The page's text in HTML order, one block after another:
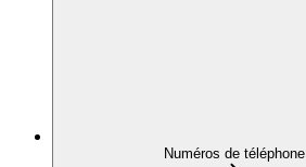
Numéros de téléphone